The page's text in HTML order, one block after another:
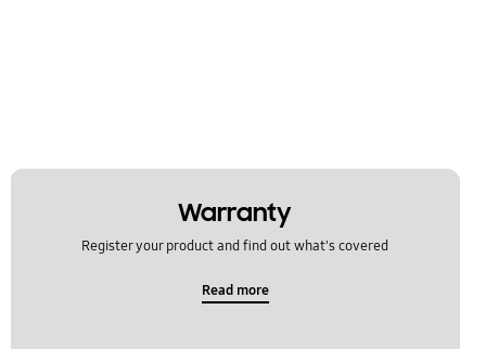
Warranty
Register your product and find out what's covered
Read more